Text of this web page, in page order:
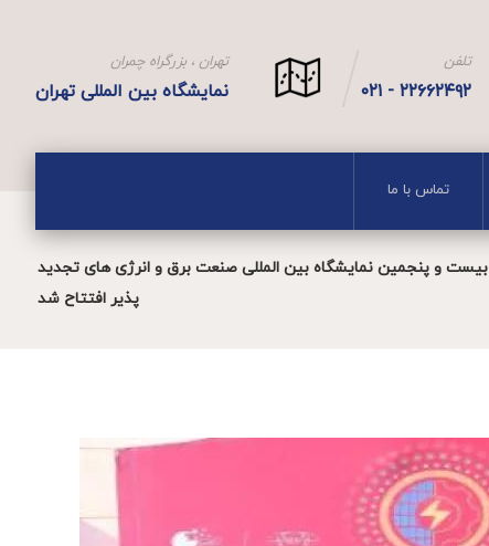
تهران ، بزرگراه چمران
نمایشگاه بین المللی تهران
تلفن
۲۲۶۶۲۴۹۲ - ۰۲۱
تماس با ما
بیست و پنجمین نمایشگاه بین المللی صنعت برق و انرژی های تجدید
پذیر افتتاح شد